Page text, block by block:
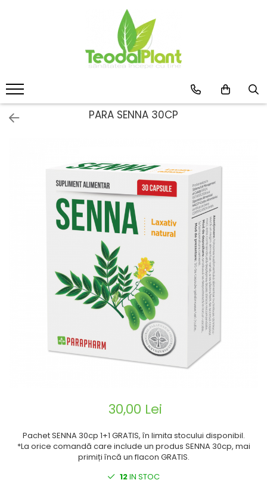
SUPLIMENTE ARTICULATII
SUPLIMENTE TONICE
CREME ANTIINFLAMATOARE-
CIRCULAȚIE
SUPLIMENTE DIABET
SUPLIMENTE DIVERSE
SUPLIMENTE HORMONALE
SUPLIMENTE CARDIO VASCULARE
HEPATOPROTECTOARE-BILA
SUPLIMENTE MEMORIE SI
CIRCULATIE
SUPLIMENTE POTENȚĂ
SUPLIMENTE SLĂBIRE
SUPLIMENTE VITAMINE ȘI
SUPLIMENTE COLESTEROL
SUPLIMENTE RĂCEALĂ- APARAT
RESPIRATOR ANTIVIRAL
SUPLIMENTE ANTIOXIDANȚI-
PARA SENNA 30CP
30,00 Lei
Pachet SENNA 30cp 1+1 GRATIS, în limita stocului disponibil.
*La orice comandă care include un produs SENNA 30cp, mai
primiți încă un flacon GRATIS.
12IN STOC